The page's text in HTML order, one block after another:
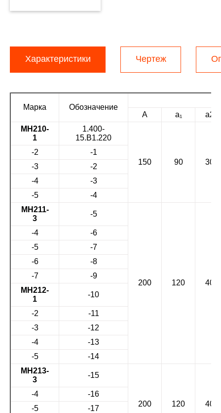
Характеристики Чертеж
Марка
Обозначение
А
а₁
а2
МН210-
1
1.400-
15.В1.220
150 90 30
-2
-1
-3
-2
-4
-3
-5
-4
МН211-
3
-5
200 120 40
-4
-6
-5
-7
-6
-8
-7
-9
МН212-
1
-10
-2
-11
-3
-12
-4
-13
-5
-14
МН213-
3
-15
200 120 40
-4
-16
-5
-17